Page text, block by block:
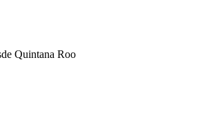
Quintana Roo